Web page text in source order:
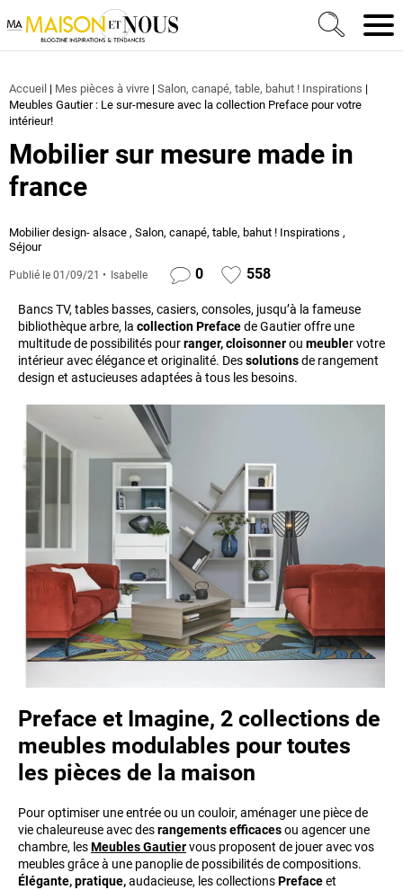
Ma Maison et Nous Construction, rénovation &
Accueil | Mes pièces à vivre | Salon, canapé, table, bahut ! Inspirations |
Meubles Gautier : Le sur-mesure avec la collection Preface pour votre
intérieur!
Mobilier sur mesure made in
france
Mobilier design- alsace , Salon, canapé, table, bahut ! Inspirations ,
Séjour
Publié le 01/09/21 Isabelle 0 558
Bancs TV, tables basses, casiers, consoles, jusqu’à la fameuse
bibliothèque arbre, la collection Prefacede Gautier offre une
multitude de possibilités pourranger,cloisonnerou meubler votre
intérieur avec élégance et originalité. Dessolutionsde rangement
design et astucieuses adaptées à tous les besoins.
Preface et Imagine, 2 collections de
meubles modulables pour toutes
les pièces de la maison
Pour optimiser une entrée ou un couloir, aménager une pièce de
vie chaleureuse avec desrangements efficacesou agencer une
chambre, lesMeubles Gautiervous proposent de jouer avec vos
meubles grâce à une panoplie de possibilités de compositions.
Élégante, pratique,audacieuse, les collectionsPrefaceet